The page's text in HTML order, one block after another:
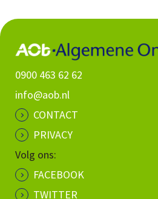
0900 463 62 62
info@aob.nl
CONTACT
PRIVACY
Volg ons:
FACEBOOK
TWITTER